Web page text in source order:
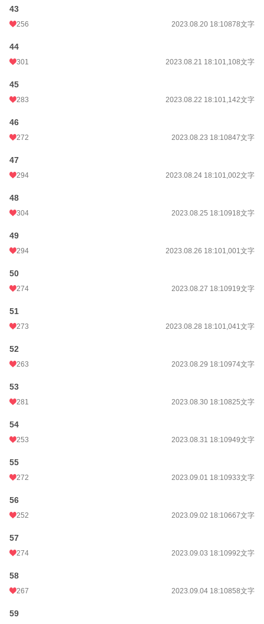
43
256 2023.08.20 18:10878文字
44
301 2023.08.21 18:101,108文字
45
283 2023.08.22 18:101,142文字
46
272 2023.08.23 18:10847文字
47
294 2023.08.24 18:101,002文字
48
304 2023.08.25 18:10918文字
49
294 2023.08.26 18:101,001文字
50
274 2023.08.27 18:10919文字
51
273 2023.08.28 18:101,041文字
52
263 2023.08.29 18:10974文字
53
281 2023.08.30 18:10825文字
54
253 2023.08.31 18:10949文字
55
272 2023.09.01 18:10933文字
56
252 2023.09.02 18:10667文字
57
274 2023.09.03 18:10992文字
58
267 2023.09.04 18:10858文字
59